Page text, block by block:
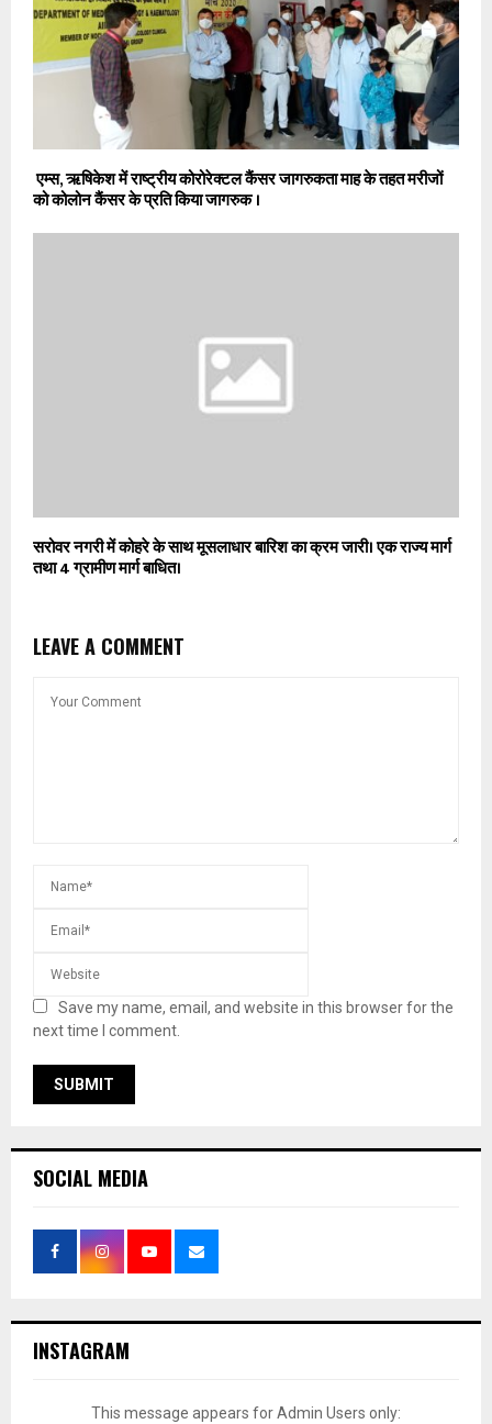
एम्स, ऋषिकेश में राष्ट्रीय कोरोरेक्टल कैंसर जागरुकता माह के तहत मरीजों
को कोलोन कैंसर के प्रति किया जागरुक ।
सरोवर नगरी में कोहरे के साथ मूसलाधार बारिश का क्रम जारी। एक राज्य मार्ग
तथा 4 ग्रामीण मार्ग बाधित।
LEAVE A COMMENT
Save my name, email, and website in this browser for the
next time I comment.
SOCIAL MEDIA
INSTAGRAM
This message appears for Admin Users only: